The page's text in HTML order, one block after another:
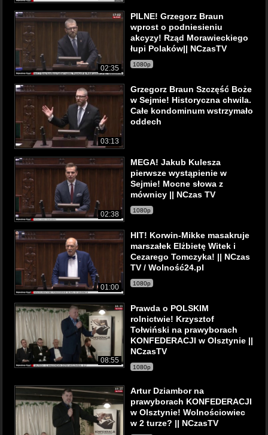
02:35
PILNE! Grzegorz Braun
wprost o podniesieniu
akcyzy! Rząd Morawieckiego
łupi Polaków|| NCzasTV
1080p
03:13
Grzegorz Braun Szczęść Boże
w Sejmie! Historyczna chwila.
Całe kondominum wstrzymało
oddech
02:38
MEGA! Jakub Kulesza
pierwsze wystąpienie w
Sejmie! Mocne słowa z
mównicy || NCzas TV
1080p
01:00
HIT! Korwin-Mikke masakruje
marszałek Elżbietę Witek i
Cezarego Tomczyka! || NCzas
TV / Wolność24.pl
1080p
08:55
Prawda o POLSKIM
rolnictwie! Krzysztof
Tołwiński na prawyborach
KONFEDERACJI w Olsztynie ||
NCzasTV
1080p
Artur Dziambor na
prawyborach KONFEDERACJI
w Olsztynie! Wolnościowiec
w 2 turze? || NCzasTV